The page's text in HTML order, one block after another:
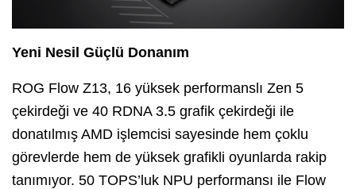
Yeni Nesil Güçlü Donanım
ROG Flow Z13, 16 yüksek performanslı Zen 5
çekirdeği ve 40 RDNA 3.5 grafik çekirdeği ile
donatılmış AMD işlemcisi sayesinde hem çoklu
görevlerde hem de yüksek grafikli oyunlarda rakip
tanımıyor. 50 TOPS’luk NPU performansı ile Flow